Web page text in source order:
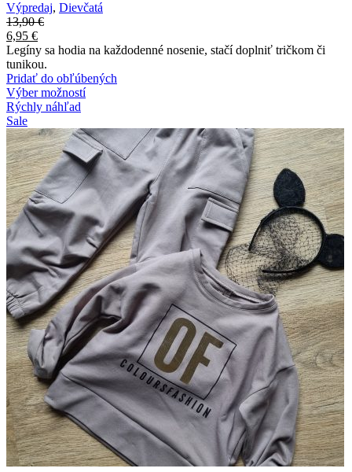
Výpredaj, Dievčatá
13,90€
6,95 €
Legíny sa hodia na každodenné nosenie, stačí doplniť tričkom či
tunikou.
Pridať do obľúbených
Výber možností
Rýchly náhľad
Sale